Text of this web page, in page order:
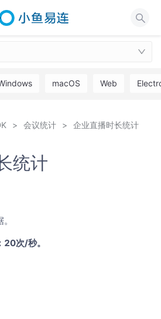
macOS Web
会议统计 企业直播时长统计
统计
次/秒。